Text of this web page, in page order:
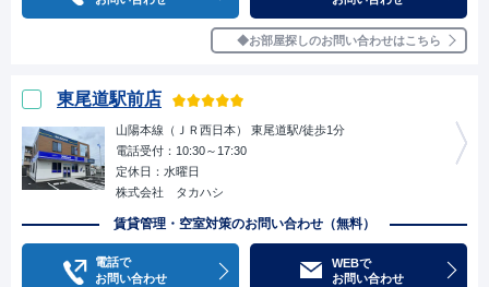
お部屋探しのお問い合わせはこちら
東尾道駅前店
山陽本線（ＪＲ西日本） 東尾道駅/徒歩1分
電話受付：10:30～17:30
定休日：水曜日
株式会社 タカハシ
賃貸管理・空室対策のお問い合わせ（無料）
電話で
お問い合わせ
WEBで
お問い合わせ